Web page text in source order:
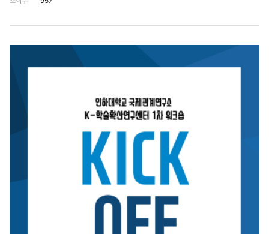
합 기술이 본 사업에서 추진 중인 한국학으로서의 정치외교학 데이터베이스 구축과 활